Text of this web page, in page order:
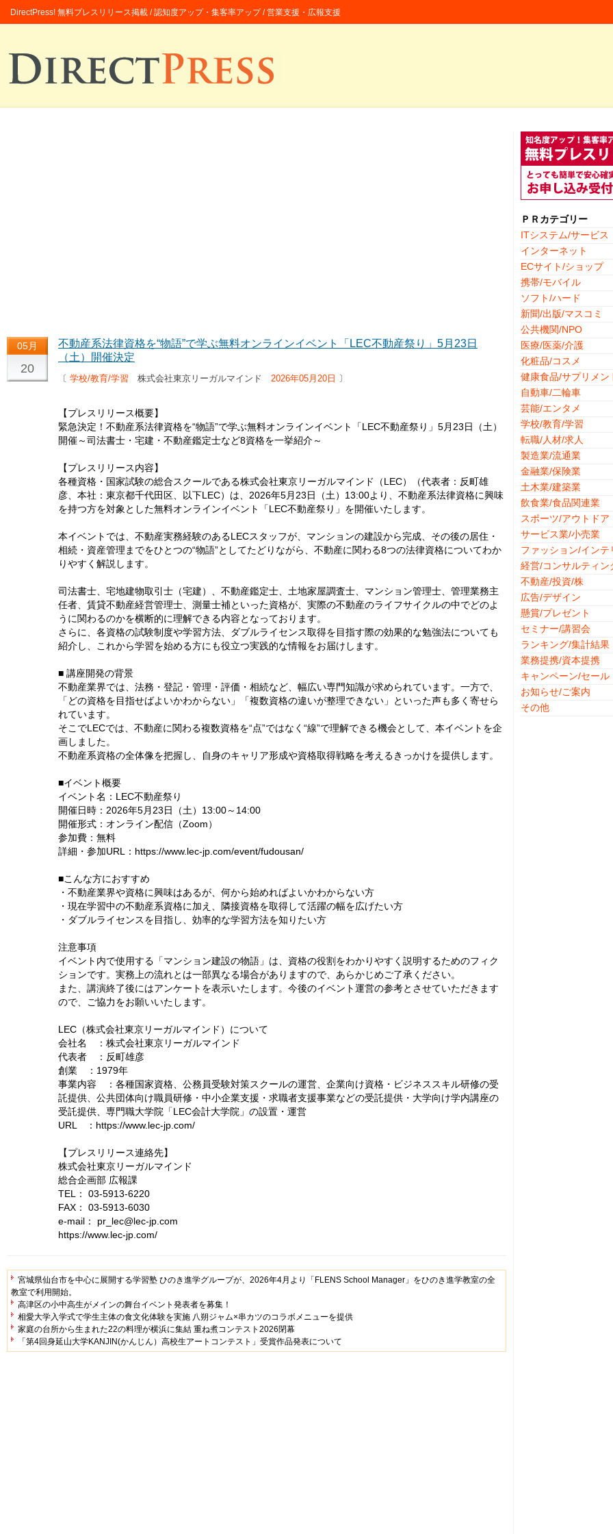
DirectPress! 無料プレスリリース掲載 / 認知度アップ・集客率アップ / 営業支援・広報支援
05月
20
不動産系法律資格を“物語”で学ぶ無料オンラインイベント「LEC不動産祭り」5月23日
（土）開催決定
〔 学校/教育/学習 株式会社東京リーガルマインド 2026年05月20日 〕
【プレスリリース概要】
緊急決定！不動産系法律資格を“物語”で学ぶ無料オンラインイベント「LEC不動産祭り」5月23日（土）
開催～司法書士・宅建・不動産鑑定士など8資格を一挙紹介～
【プレスリリース内容】
各種資格・国家試験の総合スクールである株式会社東京リーガルマインド（LEC）（代表者：反町雄
彦、本社：東京都千代田区、以下LEC）は、2026年5月23日（土）13:00より、不動産系法律資格に興味
を持つ方を対象とした無料オンラインイベント「LEC不動産祭り」を開催いたします。
本イベントでは、不動産実務経験のあるLECスタッフが、マンションの建設から完成、その後の居住・
相続・資産管理までをひとつの“物語”としてたどりながら、不動産に関わる8つの法律資格についてわか
りやすく解説します。
司法書士、宅地建物取引士（宅建）、不動産鑑定士、土地家屋調査士、マンション管理士、管理業務主
任者、賃貸不動産経営管理士、測量士補といった資格が、実際の不動産のライフサイクルの中でどのよ
うに関わるのかを横断的に理解できる内容となっております。
さらに、各資格の試験制度や学習方法、ダブルライセンス取得を目指す際の効果的な勉強法についても
紹介し、これから学習を始める方にも役立つ実践的な情報をお届けします。
■ 講座開発の背景
不動産業界では、法務・登記・管理・評価・相続など、幅広い専門知識が求められています。一方で、
「どの資格を目指せばよいかわからない」「複数資格の違いが整理できない」といった声も多く寄せら
れています。
そこでLECでは、不動産に関わる複数資格を“点”ではなく“線”で理解できる機会として、本イベントを企
画しました。
不動産系資格の全体像を把握し、自身のキャリア形成や資格取得戦略を考えるきっかけを提供します。
■イベント概要
イベント名：LEC不動産祭り
開催日時：2026年5月23日（土）13:00～14:00
開催形式：オンライン配信（Zoom）
参加費：無料
詳細・参加URL：https://www.lec-jp.com/event/fudousan/
■こんな方におすすめ
・不動産業界や資格に興味はあるが、何から始めればよいかわからない方
・現在学習中の不動産系資格に加え、隣接資格を取得して活躍の幅を広げたい方
・ダブルライセンスを目指し、効率的な学習方法を知りたい方
注意事項
イベント内で使用する「マンション建設の物語」は、資格の役割をわかりやすく説明するためのフィク
ションです。実務上の流れとは一部異なる場合がありますので、あらかじめご了承ください。
また、講演終了後にはアンケートを表示いたします。今後のイベント運営の参考とさせていただきます
ので、ご協力をお願いいたします。
LEC（株式会社東京リーガルマインド）について
会社名 ：株式会社東京リーガルマインド
代表者 ：反町雄彦
創業 ：1979年
事業内容 ：各種国家資格、公務員受験対策スクールの運営、企業向け資格・ビジネススキル研修の受
託提供、公共団体向け職員研修・中小企業支援・求職者支援事業などの受託提供・大学向け学内講座の
受託提供、専門職大学院「LEC会計大学院」の設置・運営
URL ：https://www.lec-jp.com/
【プレスリリース連絡先】
株式会社東京リーガルマインド
総合企画部 広報課
TEL： 03-5913-6220
FAX： 03-5913-6030
e-mail： pr_lec@lec-jp.com
https://www.lec-jp.com/
宮城県仙台市を中心に展開する学習塾 ひのき進学グループが、2026年4月より「FLENS School Manager」をひのき進学教室の全
教室で利用開始。
高津区の小中高生がメインの舞台イベント発表者を募集！
相愛大学入学式で学生主体の食文化体験を実施 八朔ジャム×串カツのコラボメニューを提供
家庭の台所から生まれた22の料理が横浜に集結 重ね煮コンテスト2026閉幕
「第4回身延山大学KANJIN(かんじん）高校生アートコンテスト」受賞作品発表について
ＰＲカテゴリー
ITシステム/サービス
インターネット
ECサイト/ショップ
携帯/モバイル
ソフト/ハード
新聞/出版/マスコミ
公共機関/NPO
医療/医薬/介護
化粧品/コスメ
健康食品/サプリメン
自動車/二輪車
芸能/エンタメ
学校/教育/学習
転職/人材/求人
製造業/流通業
金融業/保険業
土木業/建築業
飲食業/食品関連業
スポーツ/アウトドア
サービス業/小売業
ファッション/インテ
経営/コンサルティン
不動産/投資/株
広告/デザイン
懸賞/プレゼント
セミナー/講習会
ランキング/集計結果
業務提携/資本提携
キャンペーン/セール
お知らせ/ご案内
その他